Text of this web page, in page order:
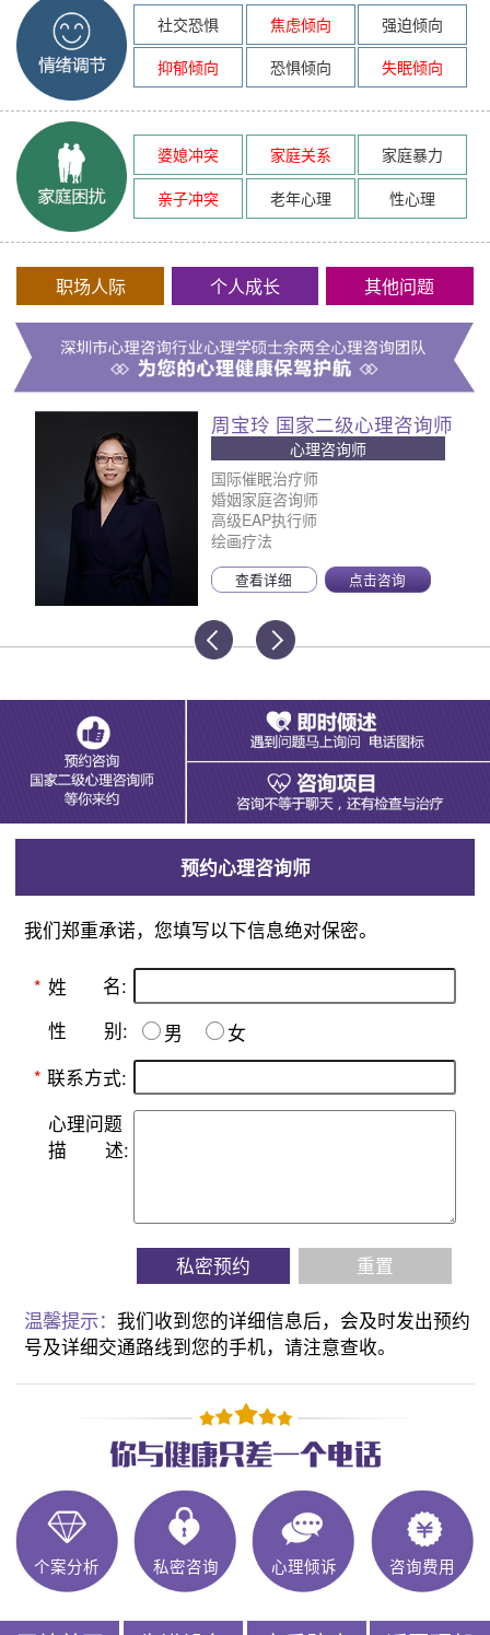
社交恐惧 焦虑倾向
强迫倾向
抑郁倾向
恐惧倾向 失眠倾向
婆媳冲突 家庭关系
家庭暴力
亲子冲突
老年心理 性心理
职场人际 个人成长 其他问题
周宝玲 国家二级心理咨询师
心理咨询师
国际催眠治疗师
婚姻家庭咨询师
高级EAP执行师
绘画疗法
查看详细 点击咨询
预约心理咨询师
我们郑重承诺，您填写以下信息绝对保密。
* 姓 名:
性 别: 男
女
* 联系方式:
心理问题
描
述:
私密预约 重置
温馨提示：我们收到您的详细信息后，会及时发出预约
号及详细交通路线到您的手机，请注意查收。
个案分析 私密咨询 心理倾诉 咨询费用